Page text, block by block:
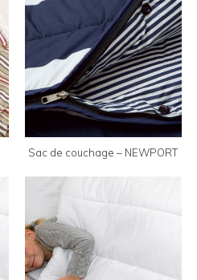
Sac de couchage – NEWPORT